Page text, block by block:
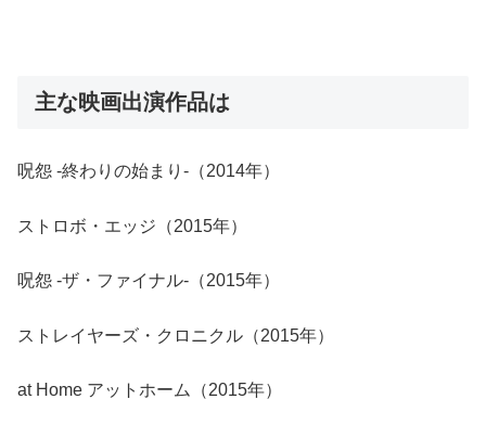
主な映画出演作品は
呪怨 -終わりの始まり-（2014年）
ストロボ・エッジ（2015年）
呪怨 -ザ・ファイナル-（2015年）
ストレイヤーズ・クロニクル（2015年）
at Home アットホーム（2015年）